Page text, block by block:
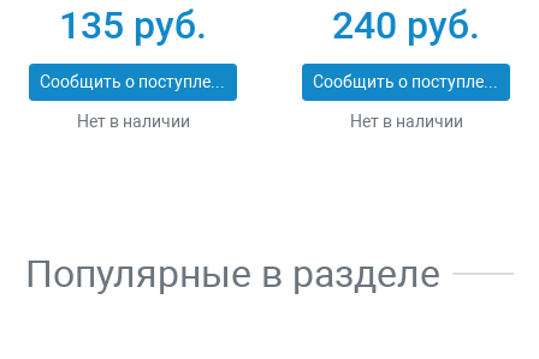
25_z01
135 руб.
Сообщить о поступлении
Нет в наличии
ЭКСПЕРТ 2053-
60_z01
240 руб.
Сообщить о поступлении
Нет в наличии
Популярные в разделе